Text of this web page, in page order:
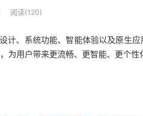
阅读(120)
计、系统功能、智能体验以及原生应
用户带来更流畅、更智能、更个性